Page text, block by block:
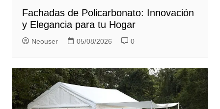
Fachadas de Policarbonato: Innovación
y Elegancia para tu Hogar
Neouser 05/08/2026 0